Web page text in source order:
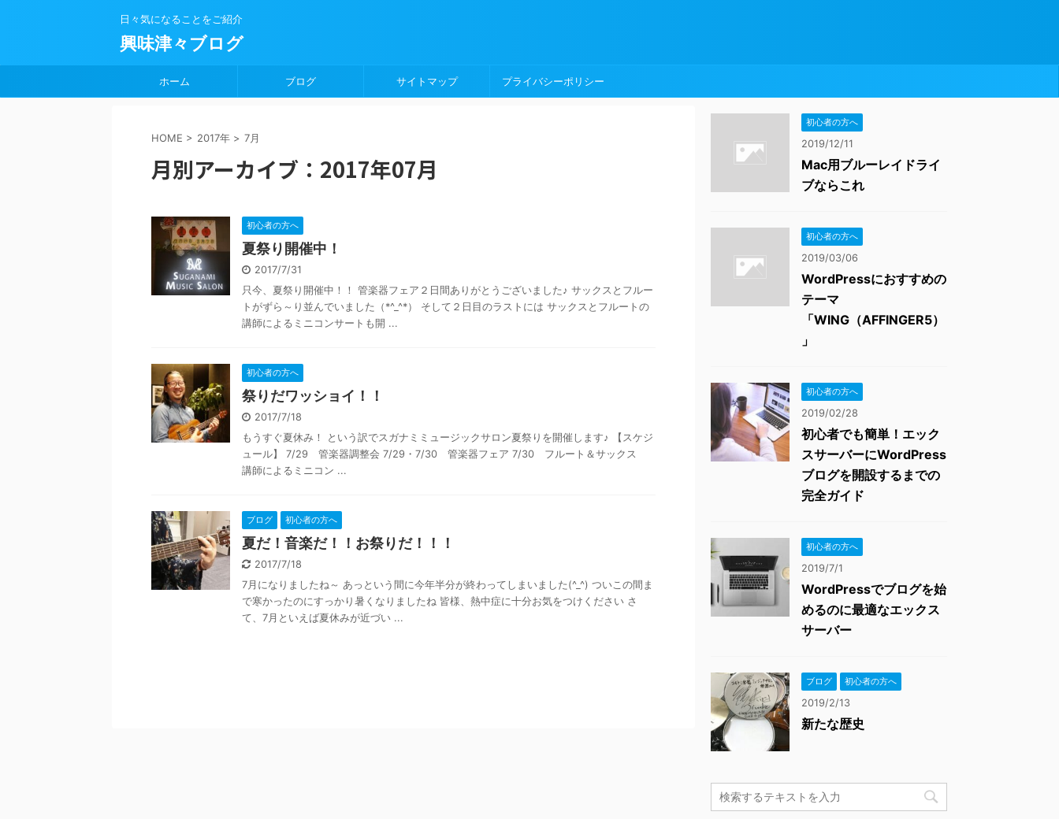
日々気になることをご紹介
興味津々ブログ
ホーム ブログ サイトマップ プライバシーポリシー
HOME > 2017年 > 7月
月別アーカイブ：2017年07月
初心者の方へ
夏祭り開催中！
2017/7/31
只今、夏祭り開催中！！ 管楽器フェア２日間ありがとうございました♪ サックスとフルー
トがずら～り並んでいました（*^_^*） そして２日目のラストには サックスとフルートの
講師によるミニコンサートも開 ...
初心者の方へ
祭りだワッショイ！！
2017/7/18
もうすぐ夏休み！ という訳でスガナミミュージックサロン夏祭りを開催します♪ 【スケジ
ュール】 7/29 管楽器調整会 7/29・7/30 管楽器フェア 7/30 フルート＆サックス
講師によるミニコン ...
ブログ 初心者の方へ
夏だ！音楽だ！！お祭りだ！！！
2017/7/18
7月になりましたね～ あっという間に今年半分が終わってしまいました(^_^) ついこの間ま
で寒かったのにすっかり暑くなりましたね 皆様、熱中症に十分お気をつけください さ
て、7月といえば夏休みが近づい ...
初心者の方へ
2019/12/11
Mac用ブルーレイドライ
ブならこれ
初心者の方へ
2019/03/06
WordPressにおすすめの
テーマ
「WING（AFFINGER5）
」
初心者の方へ
2019/02/28
初心者でも簡単！エック
スサーバーにWordPress
ブログを開設するまでの
完全ガイド
初心者の方へ
2019/7/1
WordPressでブログを始
めるのに最適なエックス
サーバー
ブログ 初心者の方へ
2019/2/13
新たな歴史